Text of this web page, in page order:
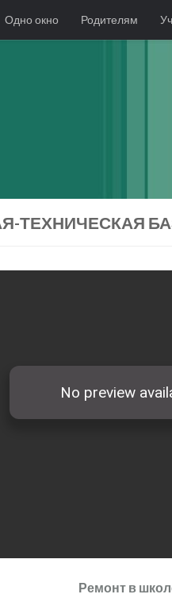
Одно окно Родителям
ТЕХНИЧЕСКАЯ
Ремонт в